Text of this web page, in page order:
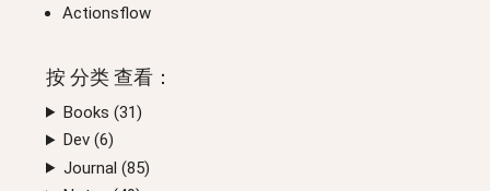
Actionsflow
按 分类 查看：
Books (31)
Dev (6)
Journal (85)